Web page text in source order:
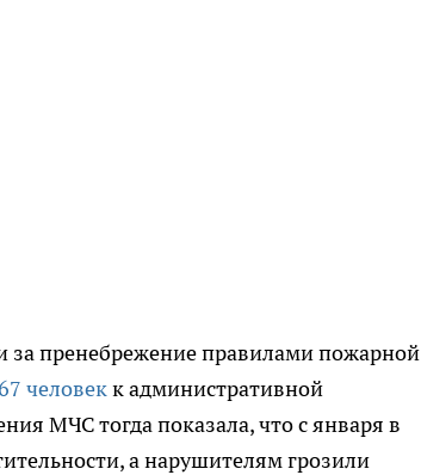
за пренебрежение правилами пожарной
человекк административной
МЧС тогда показала, что с января в
а нарушителям грозили